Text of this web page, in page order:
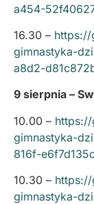
a454-
16.30 –
gimnastyka-
a8d2-
9 sierpnia –
10.00 –
gimnastyka-
816f-
10.30 –
gimnastyka-